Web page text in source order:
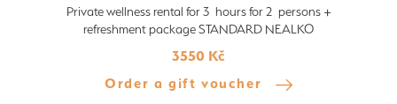
Private wellness rental for 3 hours for 2 persons +
refreshment package STANDARD NEALKO
3550 Kč
Order a gift voucher